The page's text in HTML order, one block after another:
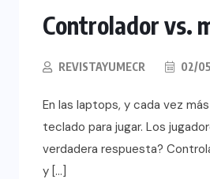
Controlador vs.
REVISTAYUMECR 02/
En las laptops, y cada vez
teclado para jugar. Los
verdadera respuesta?
y […]